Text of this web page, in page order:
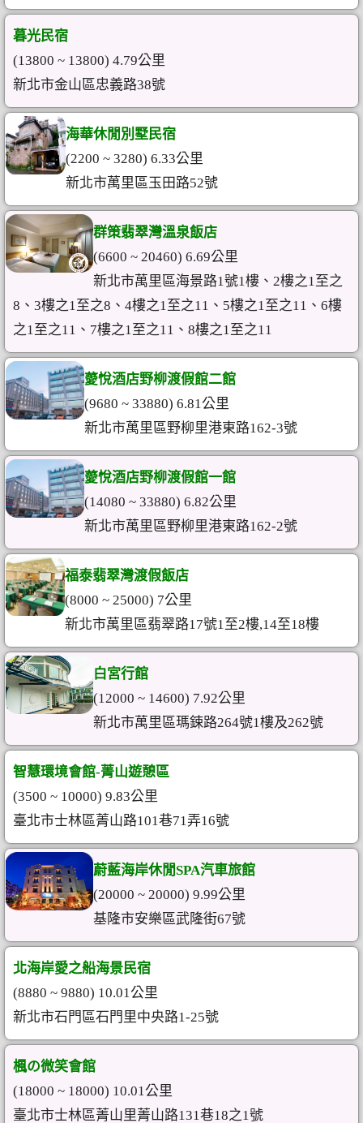
暮光民宿
(13800 ~ 13800) 4.79公里
新北市金山區忠義路38號
海華休閒別墅民宿
(2200 ~ 3280) 6.33公里
新北市萬里區玉田路52號
群策翡翠灣溫泉飯店
(6600 ~ 20460) 6.69公里
新北市萬里區海景路1號1樓、2樓之1至之
8、3樓之1至之8、4樓之1至之11、5樓之1至之11、6樓
之1至之11、7樓之1至之11、8樓之1至之11
薆悅酒店野柳渡假館二館
(9680 ~ 33880) 6.81公里
新北市萬里區野柳里港東路162-3號
薆悅酒店野柳渡假館一館
(14080 ~ 33880) 6.82公里
新北市萬里區野柳里港東路162-2號
福泰翡翠灣渡假飯店
(8000 ~ 25000) 7公里
新北市萬里區翡翠路17號1至2樓,14至18樓
白宮行館
(12000 ~ 14600) 7.92公里
新北市萬里區瑪鋉路264號1樓及262號
智慧環境會館-菁山遊憩區
(3500 ~ 10000) 9.83公里
臺北市士林區菁山路101巷71弄16號
蔚藍海岸休閒SPA汽車旅館
(20000 ~ 20000) 9.99公里
基隆市安樂區武隆街67號
北海岸愛之船海景民宿
(8880 ~ 9880) 10.01公里
新北市石門區石門里中央路1-25號
楓の微笑會館
(18000 ~ 18000) 10.01公里
臺北市士林區菁山里菁山路131巷18之1號